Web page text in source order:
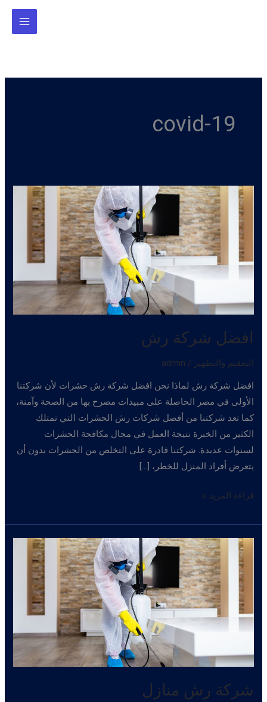
covid-19
افضل شركة رش
التعقيم والتطهير /
admin
افضل شركة رش لماذا نحن افضل شركة رش حشرات لأن شركتنا
الأولى في مصر الحاصلة على مبيدات مصرح بها من الصحة وآمنة،
كما تعد شركتنا من أفضل شركات رش الحشرات التي تمتلك
الكثير من الخبرة نتيجة العمل في مجال مكافحة الحشرات
لسنوات عديدة. شركتنا قادرة على التخلص من الحشرات بدون أن
يتعرض أفراد المنزل للخطر، […]
افضل
رش
قراءة المزيد »
شركة رش منازل